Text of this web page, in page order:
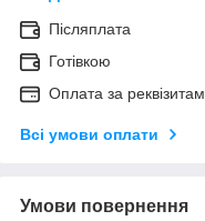
Післяплата
Готівкою
Оплата за
Всі умови оплати
Умови повернення